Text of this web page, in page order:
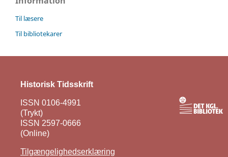
Til læsere
Til bibliotekarer
Historisk Tidsskrift
ISSN 0106-4991
(Trykt)
ISSN 2597-0666
(Online)
Tilgængelighedserklæring